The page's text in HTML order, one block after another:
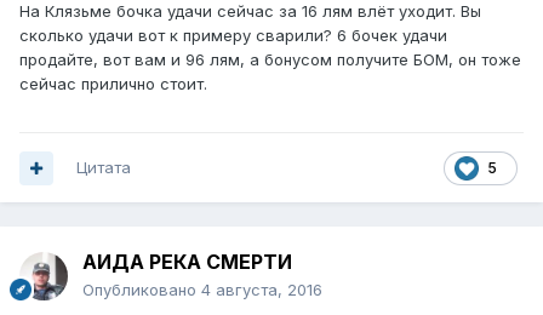
На Клязьме бочка удачи сейчас за 16 лям влёт уходит. Вы
сколько удачи вот к примеру сварили? 6 бочек удачи
продайте, вот вам и 96 лям, а бонусом получите БОМ, он тоже
сейчас прилично стоит.
5
Цитата
АИДА РЕКА СМЕРТИ
Опубликовано 4 августа, 2016